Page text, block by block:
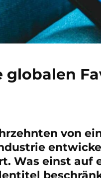
globalen
von
Was einst auf